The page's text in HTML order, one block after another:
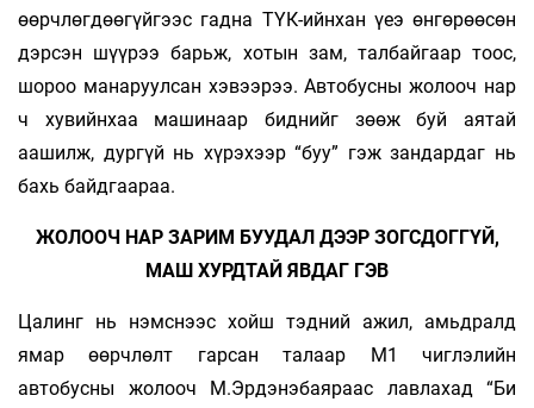
өөрчлөгдөөгүйгээс гадна ТҮК-ийнхан үеэ өнгөрөөсөн
дэрсэн шүүрээ барьж, хотын зам, талбайгаар тоос,
шороо манаруулсан хэвээрээ. Автобусны жолооч нар
ч хувийнхаа машинаар биднийг зөөж буй аятай
аашилж, дургүй нь хүрэхээр “буу” гэж зандардаг нь
бахь байдгаараа.
ЖОЛООЧ НАР ЗАРИМ БУУДАЛ ДЭЭР ЗОГСДОГГҮЙ,
МАШ ХУРДТАЙ ЯВДАГ ГЭВ
Цалинг нь нэмснээс хойш тэдний ажил, амьдралд
ямар өөрчлөлт гарсан талаар М1 чиглэлийн
автобусны жолооч М.Эрдэнэбаяраас лавлахад “Би